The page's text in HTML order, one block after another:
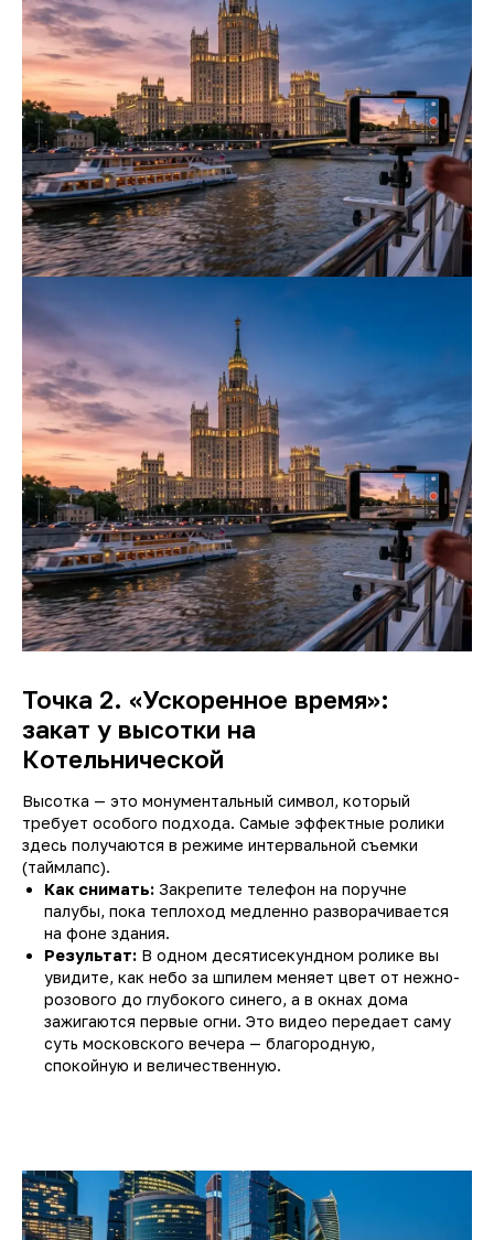
Точка 2. «Ускоренное время»:
закат у высотки на
Котельнической
Высотка — это монументальный символ, который
требует особого подхода. Самые эффектные ролики
здесь получаются в режиме интервальной съемки
(таймлапс).
Как снимать: Закрепите телефон на поручне
палубы, пока теплоход медленно разворачивается
на фоне здания.
Результат: В одном десятисекундном ролике вы
увидите, как небо за шпилем меняет цвет от нежно-
розового до глубокого синего, а в окнах дома
зажигаются первые огни. Это видео передает саму
суть московского вечера — благородную,
спокойную и величественную.